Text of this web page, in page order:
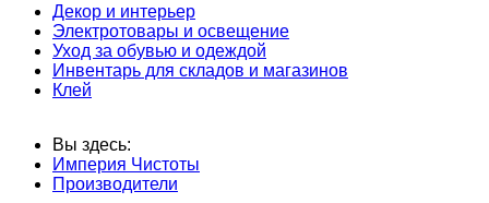
Декор и интерьер
Электротовары и освещение
Уход за обувью и одеждой
Инвентарь для складов и магазинов
Клей
Вы здесь:
Империя Чистоты
Производители